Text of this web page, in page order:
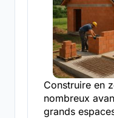
Construire en
nombreux
grands